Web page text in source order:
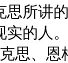
思所讲
实的人
思、